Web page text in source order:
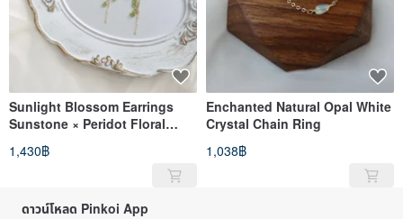
Sunlight Blossom Earrings
Sunstone × Peridot Floral
Natural Stone Jewelry
1,430฿
Enchanted Natural Opal White
Crystal Chain Ring
1,038฿
ดาวน์โหลด Pinkoi App